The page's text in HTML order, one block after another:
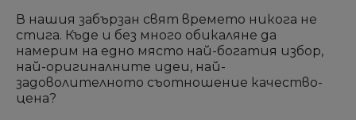
В нашия забързан свят времето никога не
стига. Къде и без много обикаляне да
намерим на едно място най-богатия избор,
най-оригиналните идеи, най-
задоволителното съотношение качество-
цена?